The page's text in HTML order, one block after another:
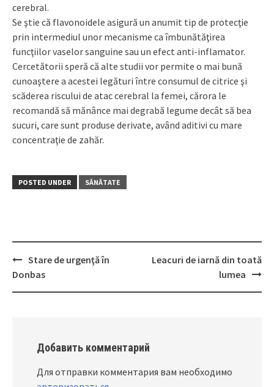
cerebral.
Se ştie că flavonoidele asigură un anumit tip de protecţie
prin intermediul unor mecanisme ca îmbunătăţirea
funcţiilor vaselor sanguine sau un efect anti-inflamator.
Cercetătorii speră că alte studii vor permite o mai bună
cunoaştere a acestei legături între consumul de citrice şi
scăderea riscului de atac cerebral la femei, cărora le
recomandă să mănânce mai degrabă legume decât să bea
sucuri, care sunt produse derivate, având aditivi cu mare
concentraţie de zahăr.
POSTED UNDER SĂNĂTATE
Post
navigation
Stare de urgenţă în
Donbas
Leacuri de iarnă din toată
lumea
Добавить комментарий
Для отправки комментария вам необходимо